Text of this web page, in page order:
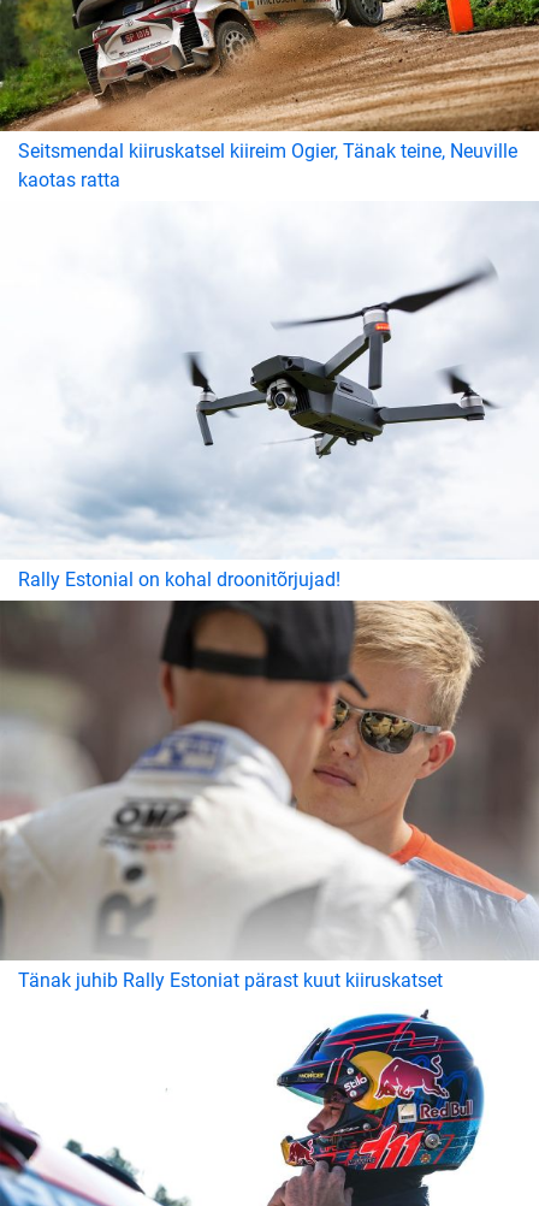
Seitsmendal kiiruskatsel kiireim Ogier, Tänak teine, Neuville
kaotas ratta
Rally Estonial on kohal droonitõrjujad!
Tänak juhib Rally Estoniat pärast kuut kiiruskatset